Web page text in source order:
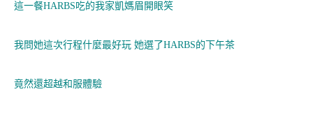
這一餐HARBS吃的我家凱媽眉開眼笑
我問她這次行程什麼最好玩 她選了HARBS的下午茶
竟然還超越和服體驗